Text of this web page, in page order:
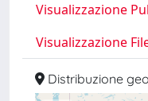
Visualizzazione
Visualizzazione
Distribuzione